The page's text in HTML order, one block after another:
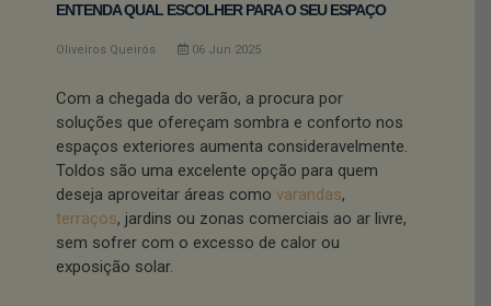
ENTENDA QUAL ESCOLHER PARA O SEU ESPAÇO
Oliveiros Queirós 06 Jun 2025
Com a chegada do verão, a procura por
soluções que ofereçam sombra e conforto nos
espaços exteriores aumenta consideravelmente.
Toldos são uma excelente opção para quem
deseja aproveitar áreas como varandas,
terraços, jardins ou zonas comerciais ao ar livre,
sem sofrer com o excesso de calor ou
exposição solar.